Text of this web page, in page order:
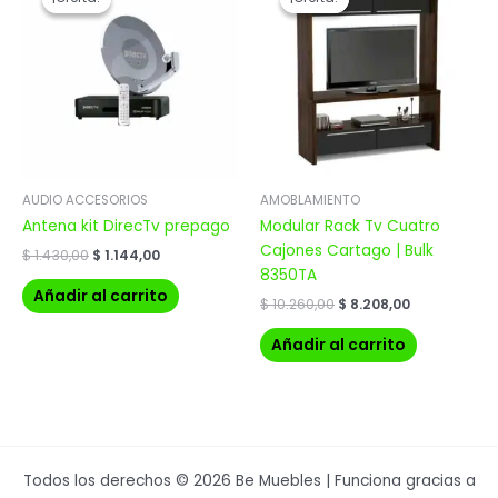
AUDIO ACCESORIOS
Antena kit DirecTv prepago
$1.430,00
original
era:
$ 1.430,00.
$ 1.144,00
$ 1.144,00.
Añadir al carrito
AMOBLAMIENTO
Modular Rack Tv Cuatro
Cajones Cartago | Bulk
8350TA
$10.260,00
original
era:
$ 8.208,00
actual
es:
Añadir al carrito
Todos los derechos © 2026 Be Muebles | Funciona gracias a